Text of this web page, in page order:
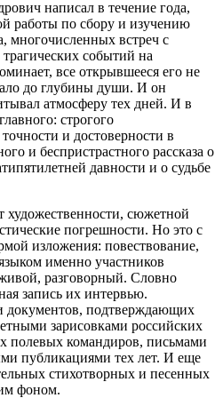
написал в течение года,
работы по сбору и изучению
многочисленных встреч с
событий на
все открывшееся его не
до глубины души. И он
атмосферу тех дней. И в
строгого
и достоверности в
и беспристрастного рассказа о
давности и о судьбе
художественности, сюжетной
погрешности. Но это с
изложения: повествование,
именно участников
разговорный. Словно
запись их интервью.
документов, подтверждающих
зарисовками российских
полевых командиров, письмами
публикациями тех лет. И еще
стихотворных и песенных
фоном.